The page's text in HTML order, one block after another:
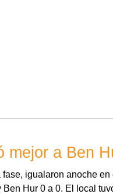
mejor a Ben
igualaron anoche
Hur 0 a 0. El local